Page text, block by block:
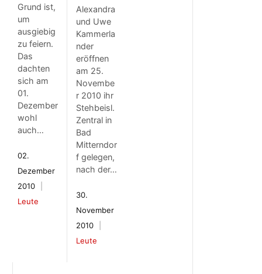
Grund ist,
um
ausgiebig
zu feiern.
Das
dachten
sich am
01.
Dezember
wohl
auch…
02.
Dezember
2010
Leute
Alexandra
und Uwe
Kammerla
nder
eröffnen
am 25.
Novembe
r 2010 ihr
Stehbeisl.
Zentral in
Bad
Mitterndor
f gelegen,
nach der…
30.
November
2010
Leute